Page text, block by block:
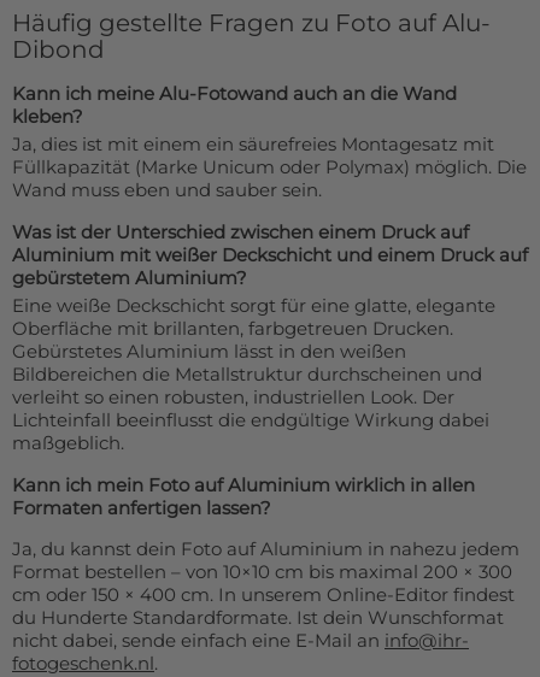
Häufig gestellte Fragen zu Foto auf Alu-
Dibond
Kann ich meine Alu-Fotowand auch an die Wand
kleben?
Ja, dies ist mit einem ein säurefreies Montagesatz mit
Füllkapazität (Marke Unicum oder Polymax) möglich. Die
Wand muss eben und sauber sein.
Was ist der Unterschied zwischen einem Druck auf
Aluminium mit weißer Deckschicht und einem Druck auf
gebürstetem Aluminium?
Eine weiße Deckschicht sorgt für eine glatte, elegante
Oberfläche mit brillanten, farbgetreuen Drucken.
Gebürstetes Aluminium lässt in den weißen
Bildbereichen die Metallstruktur durchscheinen und
verleiht so einen robusten, industriellen Look. Der
Lichteinfall beeinflusst die endgültige Wirkung dabei
maßgeblich.
Kann ich mein Foto auf Aluminium wirklich in allen
Formaten anfertigen lassen?
Ja, du kannst dein Foto auf Aluminium in nahezu jedem
Format bestellen – von 10×10 cm bis maximal 200 × 300
cm oder 150 × 400 cm. In unserem Online-Editor findest
du Hunderte Standardformate. Ist dein Wunschformat
nicht dabei, sende einfach eine E-Mail an info@ihr-
fotogeschenk.nl.